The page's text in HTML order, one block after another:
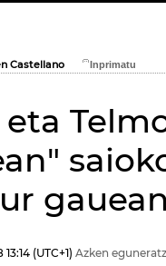
Castellano
gauean
13:14 (UTC+1) Azken